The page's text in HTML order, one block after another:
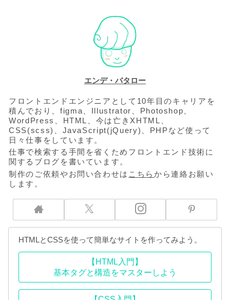
エンデ・バタロー
フロントエンドエンジニアとして10年目のキャリアを
積んでおり、figma、Illustrator、Photoshop、
WordPress、HTML、今は亡きXHTML、
CSS(scss)、JavaScript(jQuery)、PHPなど使って
日々仕事をしています。
仕事で検索する手間を省くためフロントエンド技術に
関するブログを書いています。
制作のご依頼やお問い合わせは こちらから連絡お願い
します。
HTMLとCSSを使って簡単なサイトを作ってみよう。
【HTML入門】
基本タグと構造をマスターしよう